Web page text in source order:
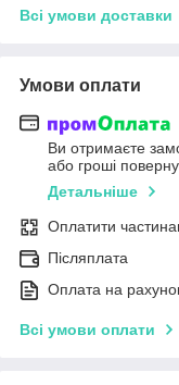
Всі умови доставки
Умови оплати
Ви отримаєте
або гроші
Детальніше
Оплатити
Післяплата
Оплата на
Всі умови оплати